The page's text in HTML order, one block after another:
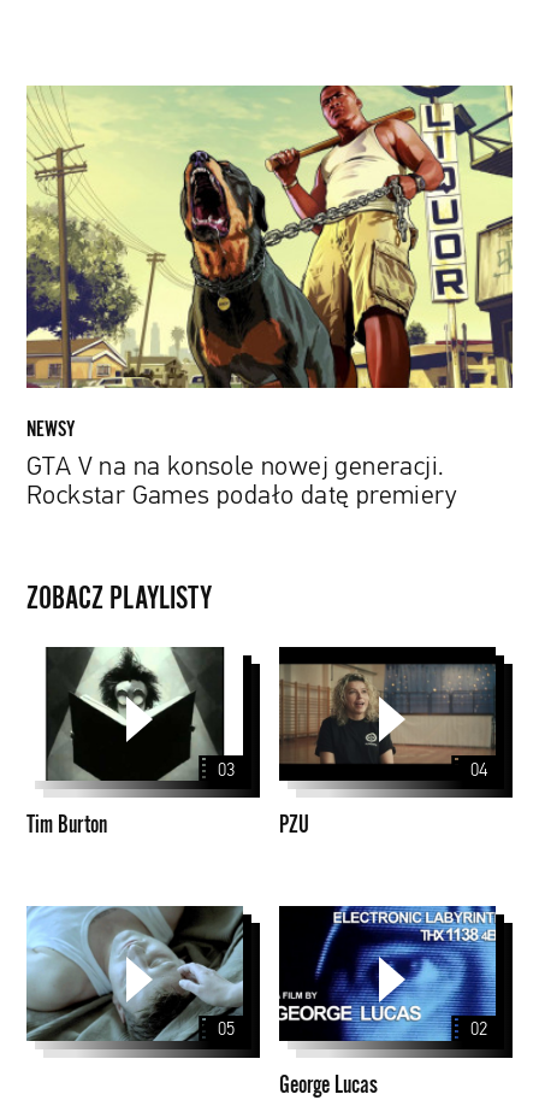
GTA
V
na
na
konsole
nowej
generacji.
Rockstar
Games
podało
datę
premiery
NEWSY
GTA V na na konsole nowej generacji.
Rockstar Games podało datę premiery
ZOBACZ PLAYLISTY
03
Tim Burton
PZU
04
PZU
05 02
George Lucas